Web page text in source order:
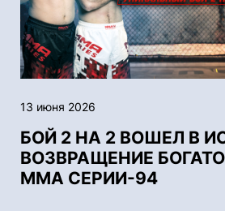
13 июня 2026
БОЙ 2 НА 2 ВОШЕЛ В
ВОЗВРАЩЕНИЕ
ММА СЕРИИ-94